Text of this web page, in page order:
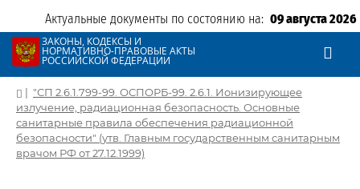
Актуальные документы по состоянию на: 09 августа 2026
ЗАКОНЫ, КОДЕКСЫ И
НОРМАТИВНО-ПРАВОВЫЕ АКТЫ
РОССИЙСКОЙ ФЕДЕРАЦИИ
| "СП 2.6.1.799-99. ОСПОРБ-99. 2.6.1. Ионизирующее
излучение, радиационная безопасность. Основные
санитарные правила обеспечения радиационной
безопасности" (утв. Главным государственным санитарным
врачом РФ от 27.12.1999)